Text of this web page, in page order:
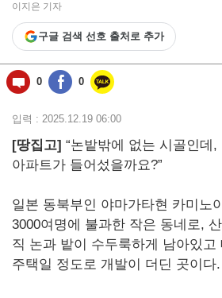
동)
이지은 기자
구글 검색 선호 출처로 추가
0 0
입력 : 2025.12.19 06:00
[땅집고] “논밭밖에 없는 시골인데
아파트가 들어섰을까요?”
일본 동북부인 야마가타현 카미노
3000여명에 불과한 작은 동네로,
직 논과 밭이 수두룩하게 남아있고
주택일 정도로 개발이 더딘 곳이다.